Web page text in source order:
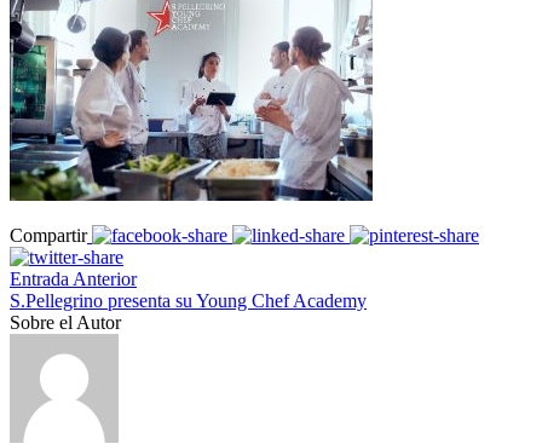
Compartir
Entrada Anterior
S.Pellegrino presenta su Young Chef Academy
Sobre el Autor